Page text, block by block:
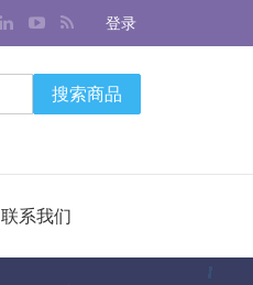
登录
搜索商品
联系我们